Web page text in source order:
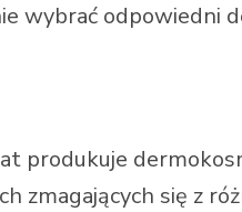
wybrać odpowiedni
produkuje
zmagających się z